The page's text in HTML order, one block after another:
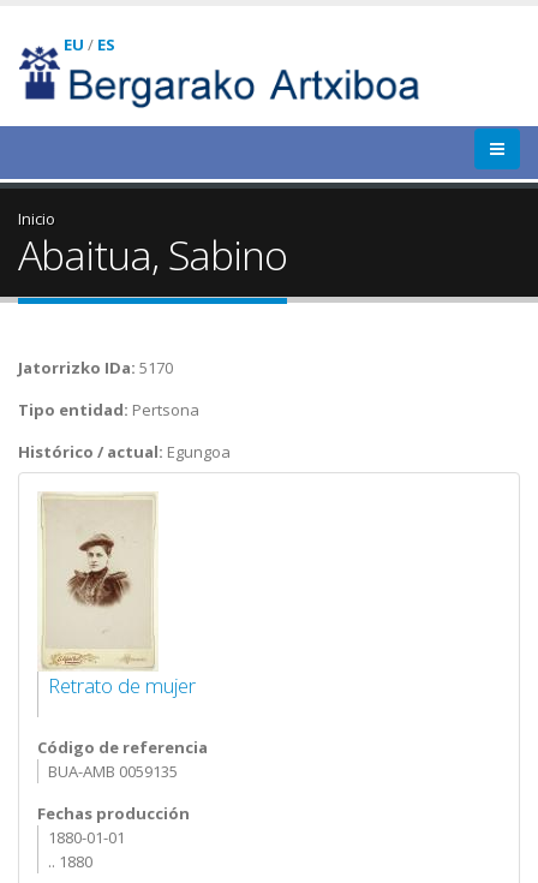
EU / ES
Inicio
Abaitua, Sabino
Jatorrizko IDa: 5170
Tipo entidad: Pertsona
Histórico / actual: Egungoa
Retrato de mujer
Código de referencia
BUA-AMB 0059135
Fechas producción
1880-01-01
.. 1880